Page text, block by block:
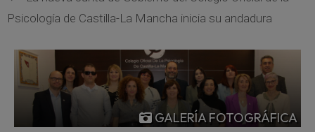
Psicología de Castilla-La Mancha inicia su andadura
GALERÍA FOTOGRÁFICA